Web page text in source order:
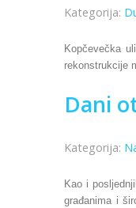
Kategorija:
Kopčevečka
rekonstrukcije
Dani
Kategorija:
Kao i
građanima i